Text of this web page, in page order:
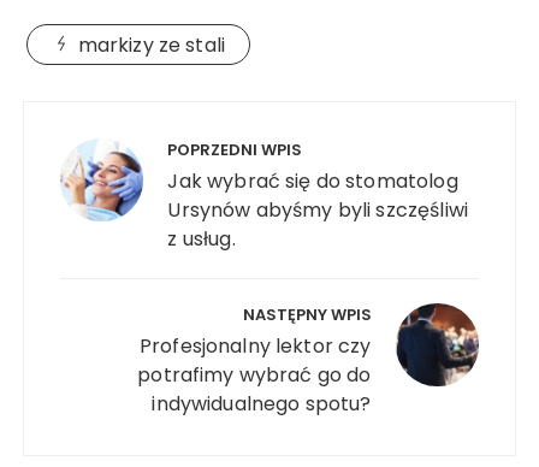
markizy ze stali
wpisu POPRZEDNI WPIS
Jak wybrać się do stomatolog
Ursynów abyśmy byli szczęśliwi
z usług.
NASTĘPNY WPIS
Profesjonalny lektor czy
potrafimy wybrać go do
indywidualnego spotu?